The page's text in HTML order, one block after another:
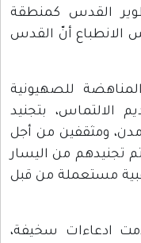
القدس كمنطقة
الانطباع أنّ القدس
للصهيونية
الالتماس، بتجنيد
ومثقفين من أجل
تجنيدهم من اليسار
مستعملة من قبل
ادعاءات سخيفة،